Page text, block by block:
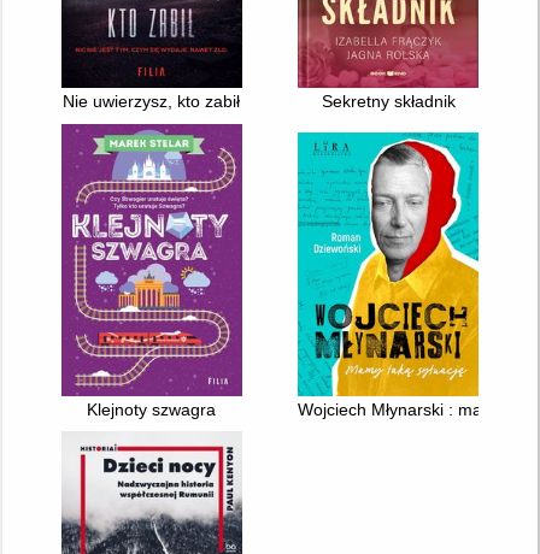
Nie uwierzysz, kto zabił Sekretny składnik
Klejnoty szwagra Wojciech Młynarski : mamy